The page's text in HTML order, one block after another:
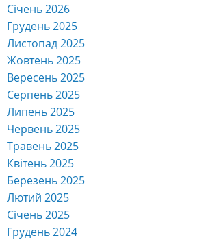
Січень 2026
Грудень 2025
Листопад 2025
Жовтень 2025
Вересень 2025
Серпень 2025
Липень 2025
Червень 2025
Травень 2025
Квітень 2025
Березень 2025
Лютий 2025
Січень 2025
Грудень 2024